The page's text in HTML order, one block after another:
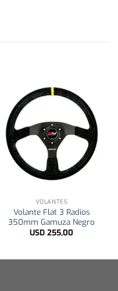
VOLANTES
Volante Flat 3 Radios
350mm Gamuza Negro
USD 255,00